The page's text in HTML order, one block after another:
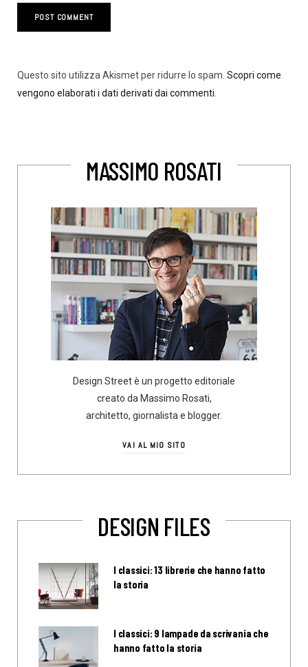
Questo sito utilizza Akismet per ridurre lo spam. Scopri come
vengono elaborati i dati derivati dai commenti.
MASSIMO ROSATI
Design Street è un progetto editoriale
creato da Massimo Rosati,
architetto, giornalista e blogger.
VAI AL MIO SITO
DESIGN FILES
I classici: 13 librerie che hanno fatto
la storia
I classici: 9 lampade da scrivania che
hanno fatto la storia